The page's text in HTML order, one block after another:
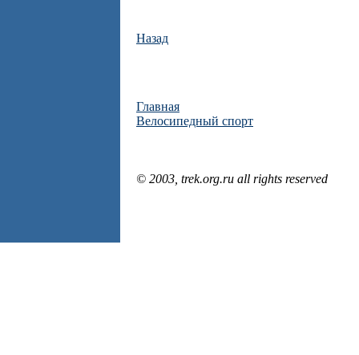
Назад
Главная
Велосипедный спорт
© 2003, trek.org.ru all rights reserved